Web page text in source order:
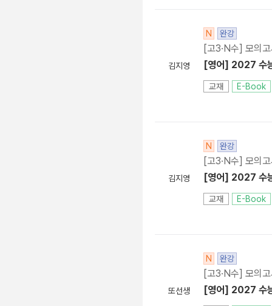
김지영
N 완강
[고3·N수] 모의
[영어] 2027 수
교재 E-Book
김지영
N 완강
[고3·N수] 모의
[영어] 2027 수
교재 E-Book
또선생
N 완강
[고3·N수] 모의
[영어] 2027 수